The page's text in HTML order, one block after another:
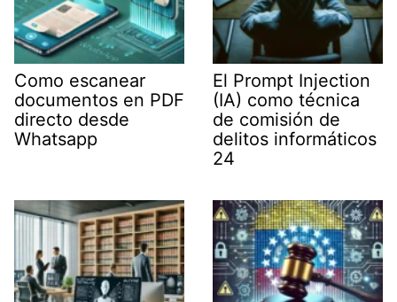
Como escanear
documentos en PDF
directo desde
Whatsapp
El Prompt Injection
(IA) como técnica
de comisión de
delitos informáticos
24